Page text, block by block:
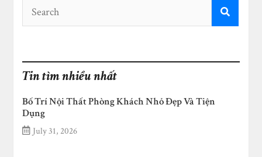
Tin tìm nhiều nhất
Bố Trí Nội Thất Phòng Khách Nhỏ Đẹp Và Tiện
Dụng
July 31, 2026